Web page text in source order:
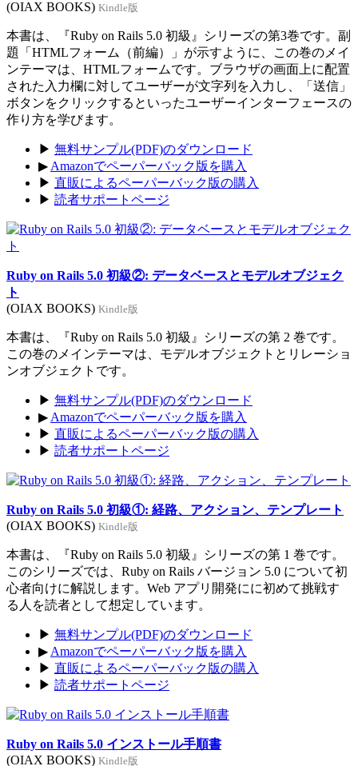
(OIAX BOOKS) Kindle版
本書は、『Ruby on Rails 5.0 初級』シリーズの第3巻です。副
題「HTMLフォーム（前編）」が示すように、この巻のメイ
ンテーマは、HTMLフォームです。ブラウザの画面上に配置
された入力欄に対してユーザーが文字列を入力し、「送信」
ボタンをクリックするといったユーザーインターフェースの
作り方を学びます。
▶ 無料サンプル(PDF)のダウンロード
▶ Amazonでペーパーバック版を購入
▶ 直販によるペーパーバック版の購入
▶ 読者サポートページ
Ruby on Rails 5.0 初級②: データベースとモデルオブジェク
ト
(OIAX BOOKS) Kindle版
本書は、『Ruby on Rails 5.0 初級』シリーズの第 2 巻です。
この巻のメインテーマは、モデルオブジェクトとリレーショ
ンオブジェクトです。
▶ 無料サンプル(PDF)のダウンロード
▶ Amazonでペーパーバック版を購入
▶ 直販によるペーパーバック版の購入
▶ 読者サポートページ
Ruby on Rails 5.0 初級①: 経路、アクション、テンプレート
(OIAX BOOKS) Kindle版
本書は、『Ruby on Rails 5.0 初級』シリーズの第 1 巻です。
このシリーズでは、Ruby on Rails バージョン 5.0 について初
心者向けに解説します。Web アプリ開発にに初めて挑戦す
る人を読者として想定しています。
▶ 無料サンプル(PDF)のダウンロード
▶ Amazonでペーパーバック版を購入
▶ 直販によるペーパーバック版の購入
▶ 読者サポートページ
Ruby on Rails 5.0 インストール手順書
(OIAX BOOKS) Kindle版